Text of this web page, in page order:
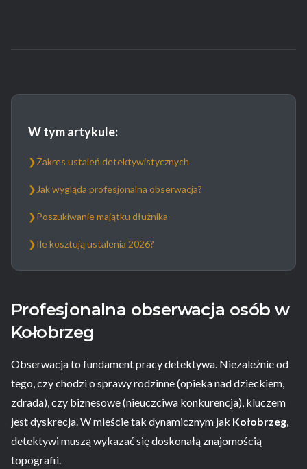
W tym artykule:
❯Zakres ustaleń detektywistycznych
❯ Jak wygląda profesjonalna obserwacja?
❯Poszukiwanie majątku dłużnika
❯Ile kosztują ustalenia 2026?
Profesjonalna obserwacja osób w
Kołobrzeg
Obserwacja to fundament pracy detektywa. Niezależnie od
tego, czy chodzi o sprawy rodzinne (opieka nad dzieckiem,
zdrada), czy biznesowe (nieuczciwa konkurencja), kluczem
jest dyskrecja. W mieście tak dynamicznym jak Kołobrzeg,
detektywi muszą wykazać się doskonałą znajomością
topografii.